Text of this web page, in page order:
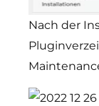
Nach der